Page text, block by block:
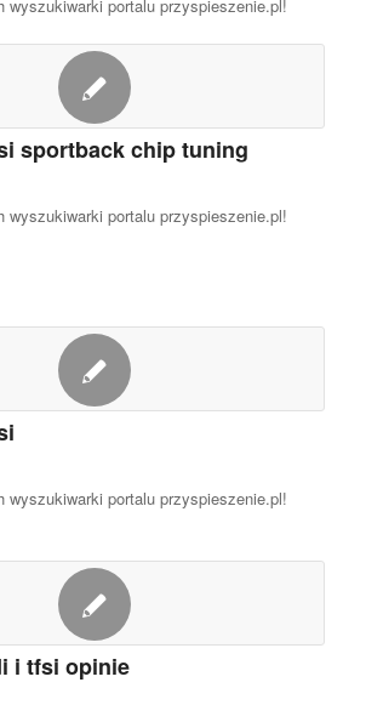
wyszukiwarki portalu przyspieszenie.pl!
sportback chip tuning
wyszukiwarki portalu przyspieszenie.pl!
wyszukiwarki portalu przyspieszenie.pl!
i tfsi opinie